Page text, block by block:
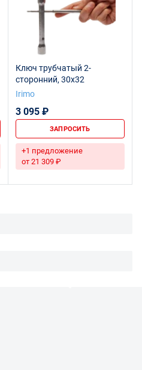
Ключ трубчатый 2-
сторонний, 30x32
Irimo
3 095 ₽
ЗАПРОСИТЬ
+1 предложение
от 21 309 ₽